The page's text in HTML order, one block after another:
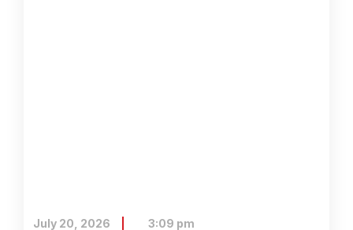
July 20, 2026 3:09 pm